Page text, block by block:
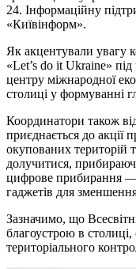
24. Інформаційну
«Київінформ».
Як акцентували увагу
«Let’s do it Ukraine»
центру міжнародної
столиці у формуванні
Координатори також
приєднається до
окупованих територій
долучитися,
цифрове прибирання —
гаджетів для
Зазначимо, що
благоустрою в
територіального